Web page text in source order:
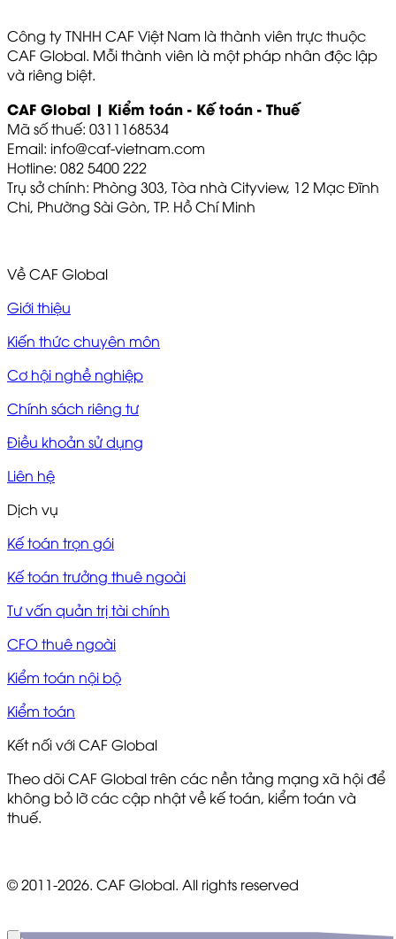
Công ty TNHH CAF Việt Nam là thành viên trực thuộc
CAF Global. Mỗi thành viên là một pháp nhân độc lập
và riêng biệt.
CAF Global | Kiểm toán - Kế toán - Thuế
Mã số thuế: 0311168534
Email: info@caf-vietnam.com
Hotline: 082 5400 222
Trụ sở chính: Phòng 303, Tòa nhà Cityview, 12 Mạc Đĩnh
Chi, Phường Sài Gòn, TP. Hồ Chí Minh
Về CAF Global
Giới thiệu
Kiến thức chuyên môn
Cơ hội nghề nghiệp
Chính sách riêng tư
Điều khoản sử dụng
Liên hệ
Dịch vụ
Kế toán trọn gói
Kế toán trưởng thuê ngoài
Tư vấn quản trị tài chính
CFO thuê ngoài
Kiểm toán nội bộ
Kiểm toán
Kết nối với CAF Global
Theo dõi CAF Global trên các nền tảng mạng xã hội để
không bỏ lỡ các cập nhật về kế toán, kiểm toán và
thuế.
© 2011-2026. CAF Global. All rights reserved